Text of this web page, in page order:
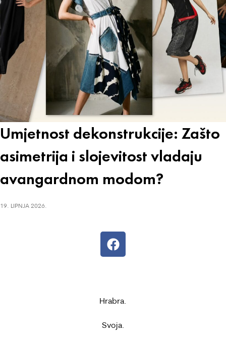
Umjetnost dekonstrukcije: Zašto
asimetrija i slojevitost vladaju
avangardnom modom?
19. LIPNJA 2026.
Hrabra.
Svoja.